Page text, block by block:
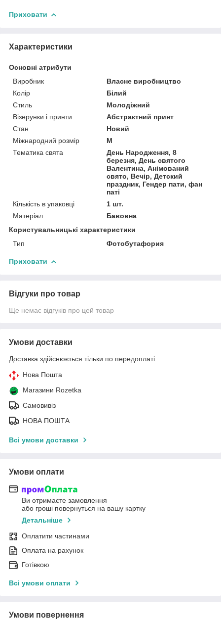
Приховати
Характеристики
Основні атрибути
Виробник
Власне виробництво
Колір
Білий
Стиль
Молодіжний
Візерунки і принти
Абстрактний принт
Стан
Новий
Міжнародний розмір
M
Тематика свята
День Народження, 8
березня, День святого
Валентина, Анімований
свято, Вечір, Детский
праздник, Гендер пати, фан
паті
Кількість в упаковці
1 шт.
Матеріал
Бавовна
Користувальницькі характеристики
Тип
Фотобутафория
Приховати
Відгуки про товар
Ще немає відгуків про цей товар
Умови доставки
Доставка здійснюється тільки по передоплаті.
Нова Пошта
Магазини Rozetka
Самовивіз
НОВА ПОШТА
Всі умови доставки
Умови оплати
Ви отримаєте замовлення
або гроші повернуться на вашу картку
Детальніше
Оплатити частинами
Оплата на рахунок
Готівкою
Всі умови оплати
Умови повернення